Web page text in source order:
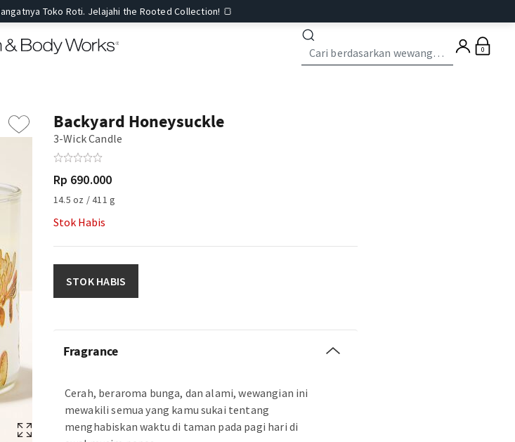
Toko Roti. Jelajahi the Rooted Collection! 🍞
0
Backyard Honeysuckle
3-Wick Candle
Rp 690.000
14.5 oz / 411 g
Stok Habis
STOK HABIS
Fragrance
Cerah, beraroma bunga, dan alami, wewangian ini
mewakili semua yang kamu sukai tentang
menghabiskan waktu di taman pada pagi hari di